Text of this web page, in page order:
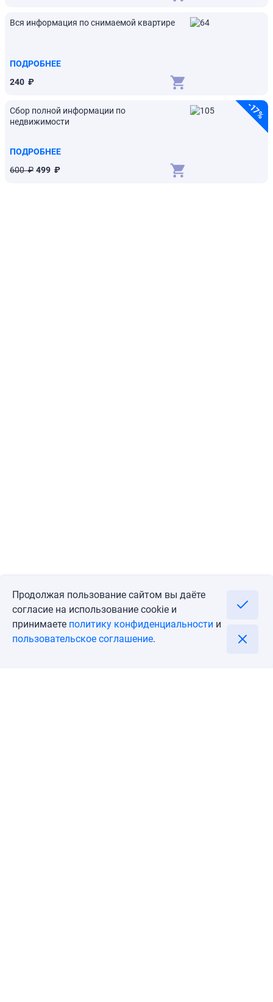
Вся информация по снимаемой квартире
ПОДРОБНЕЕ
240 ₽
-
17
%
Сбор полной информации по
недвижимости
ПОДРОБНЕЕ
600₽ 499 ₽
Продолжая пользование сайтом вы даёте
согласие на использование cookie и
принимаете политику конфиденциальности и
пользовательское соглашение.